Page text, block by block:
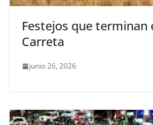
Festejos que terminan
Carreta
junio 26, 2026